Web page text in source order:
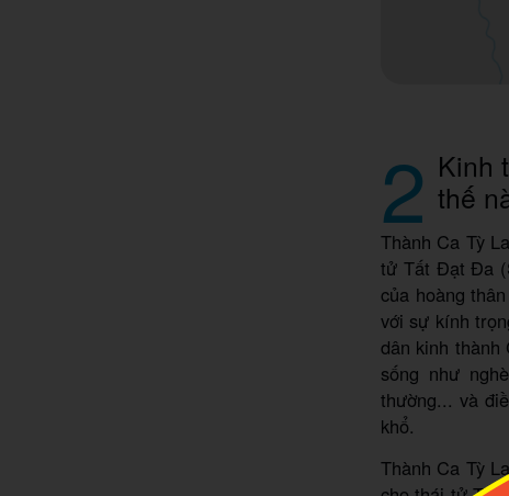
2 Kinh
thế
Thành Ca Tỳ
tử Tất Đạt Đa
của hoàng
với sự kính
dân kinh thành
sống như
thường... và
khổ.
Thành Ca Tỳ